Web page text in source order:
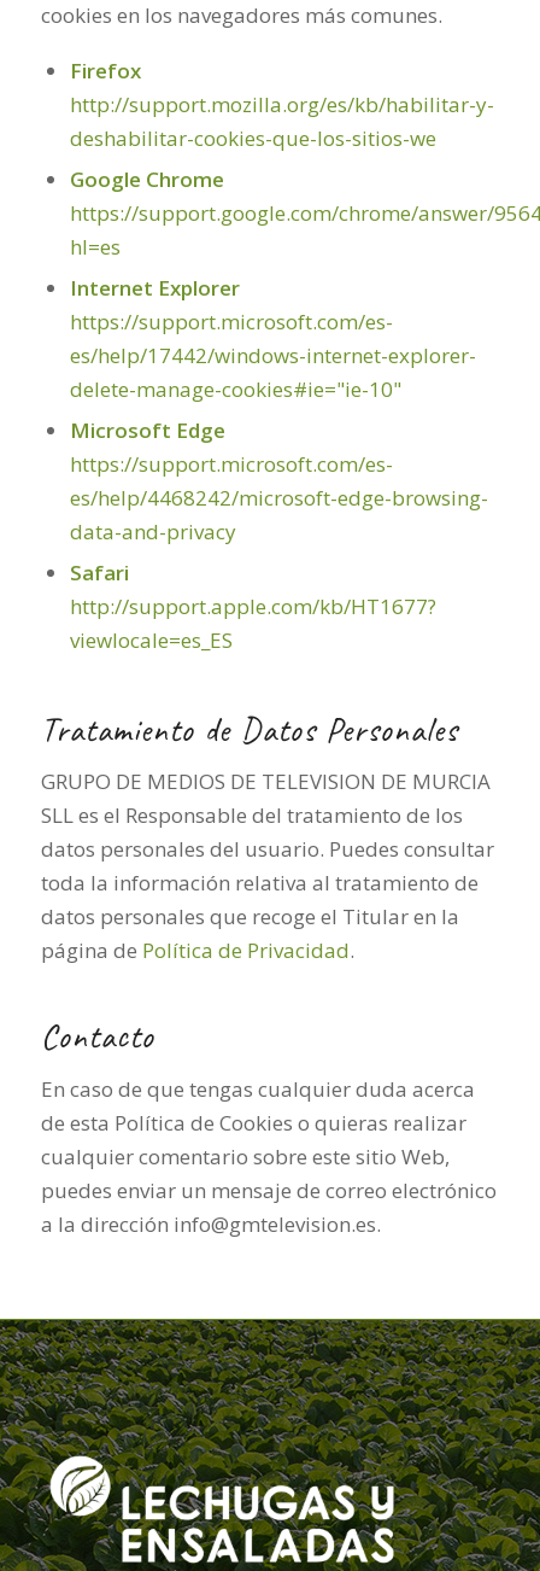
cookies en los navegadores más comunes.
Firefox
http://support.mozilla.org/es/kb/habilitar-y-
deshabilitar-cookies-que-los-sitios-we
Google Chrome
https://support.google.com/chrome/answer/
hl=es
Internet Explorer
https://support.microsoft.com/es-
es/help/17442/windows-internet-explorer-
delete-manage-cookies#ie="ie-10"
Microsoft Edge
https://support.microsoft.com/es-
es/help/4468242/microsoft-edge-browsing-
data-and-privacy
Safari
http://support.apple.com/kb/HT1677?
viewlocale=es_ES
Tratamiento de Datos Personales
GRUPO DE MEDIOS DE TELEVISION DE MURCIA
SLL es el Responsable del tratamiento de los
datos personales del usuario. Puedes consultar
toda la información relativa al tratamiento de
datos personales que recoge el Titular en la
página de Política de Privacidad.
Contacto
En caso de que tengas cualquier duda acerca
de esta Política de Cookies o quieras realizar
cualquier comentario sobre este sitio Web,
puedes enviar un mensaje de correo electrónico
a la dirección info@gmtelevision.es.